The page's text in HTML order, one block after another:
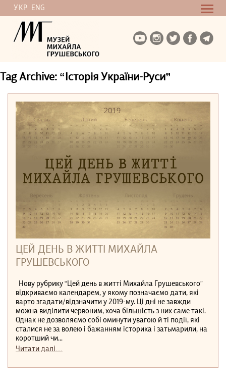
УКР ENG
Tag Archive: “Історія України-Руси”
ЦЕЙ ДЕНЬ В ЖИТТІ МИХАЙЛА
ГРУШЕВСЬКОГО
Нову рубрику “Цей день в житті Михайла Грушевського”
відкриваємо календарем, у якому позначаємо дати, які
варто згадати/відзначити у 2019-му. Ці дні не завжди
можна виділити червоним, хоча більшість з них саме такі.
Однак не дозволяємо собі оминути увагою й ті події, які
сталися не за волею і бажанням історика і затьмарили, на
коротший чи...
Читати далі…